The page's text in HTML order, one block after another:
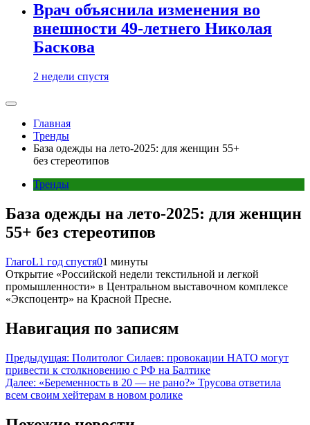
Врач объяснила изменения во
внешности 49-летнего Николая
Баскова
2 недели спустя
Главная
Тренды
База одежды на лето-2025: для женщин 55+
без стереотипов
Тренды
База одежды на лето-2025: для женщин
55+ без стереотипов
ГлагоL1 год спустя01 минуты
Открытие «Российской недели текстильной и легкой
промышленности» в Центральном выставочном комплексе
«Экспоцентр» на Красной Пресне.
Навигация по записям
Предыдущая: Политолог Силаев: провокации НАТО могут
привести к столкновению с РФ на Балтике
Далее: «Беременность в 20 — не рано?» Трусова ответила
всем своим хейтерам в новом ролике